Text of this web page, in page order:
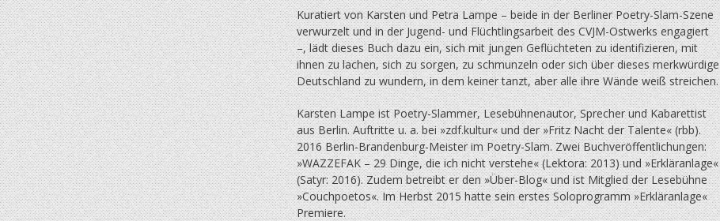
Kuratiert von Karsten und Petra Lampe – beide in der Berliner Poetry-Slam-Szene
verwurzelt und in der Jugend- und Flüchtlingsarbeit des CVJM-Ostwerks engagiert
–, lädt dieses Buch dazu ein, sich mit jungen Geflüchteten zu identifizieren, mit
ihnen zu lachen, sich zu sorgen, zu schmunzeln oder sich über dieses merkwürdige
Deutschland zu wundern, in dem keiner tanzt, aber alle ihre Wände weiß streichen.
Karsten Lampe ist Poetry-Slammer, Lesebühnenautor, Sprecher und Kabarettist
aus Berlin. Auftritte u. a. bei »zdf.kultur« und der »Fritz Nacht der Talente« (rbb).
2016 Berlin-Brandenburg-Meister im Poetry-Slam. Zwei Buchveröffentlichungen:
»WAZZEFAK – 29 Dinge, die ich nicht verstehe« (Lektora: 2013) und »Erkläranlage«
(Satyr: 2016). Zudem betreibt er den »Über-Blog« und ist Mitglied der Lesebühne
»Couchpoetos«. Im Herbst 2015 hatte sein erstes Soloprogramm »Erkläranlage«
Premiere.